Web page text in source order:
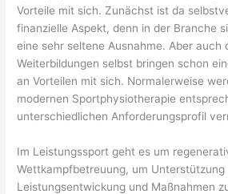
Vorteile mit sich. Zunächst ist da
finanzielle Aspekt, denn in der Branche
eine sehr seltene Ausnahme. Aber auch
Weiterbildungen selbst bringen schon
an Vorteilen mit sich. Normalerweise
modernen Sportphysiotherapie
unterschiedlichen Anforderungsprofil
Im Leistungssport geht es um
Wettkampfbetreuung, um Unterstützung
Leistungsentwickung und Maßnahmen